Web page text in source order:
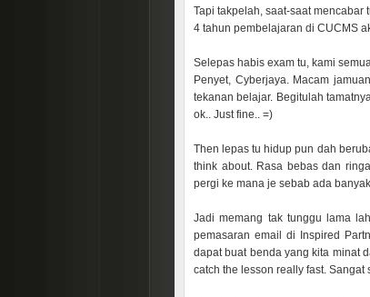
Tapi takpelah, saat-saat
4 tahun pembelajaran di CUCMS
Selepas habis exam tu, kami
Penyet, Cyberjaya. Macam
tekanan belajar. Begitulah
ok.. Just fine.. =)
Then lepas tu hidup pun dah
think about. Rasa bebas dan
pergi ke mana je sebab ada
Jadi memang tak tunggu lama
pemasaran email di Inspired
dapat buat benda yang kita minat
catch the lesson really fast. Sangat